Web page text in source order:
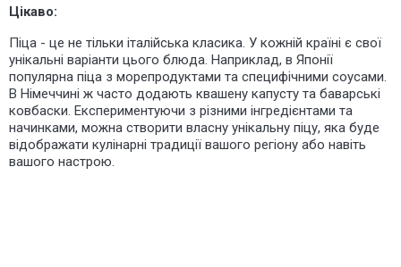
Цікаво:
Піца - це не тільки італійська класика. У кожній країні є свої
унікальні варіанти цього блюда. Наприклад, в Японії
популярна піца з морепродуктами та специфічними соусами.
В Німеччині ж часто додають квашену капусту та баварські
ковбаски. Експериментуючи з різними інгредієнтами та
начинками, можна створити власну унікальну піцу, яка буде
відображати кулінарні традиції вашого регіону або навіть
вашого настрою.